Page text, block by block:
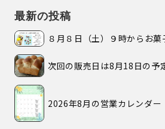
最新の投稿
８月８日（土）９時からお
次回の販売日は8月18日の予
2026年8月の営業カレンダー